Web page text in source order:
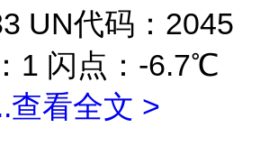
UN代码：2045
1 闪点：-6.7℃
查看全文 >